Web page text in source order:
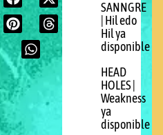
SANNGRE
| Hil edo
Hil ya
disponible
HEAD
HOLES |
Weakness
ya
disponible